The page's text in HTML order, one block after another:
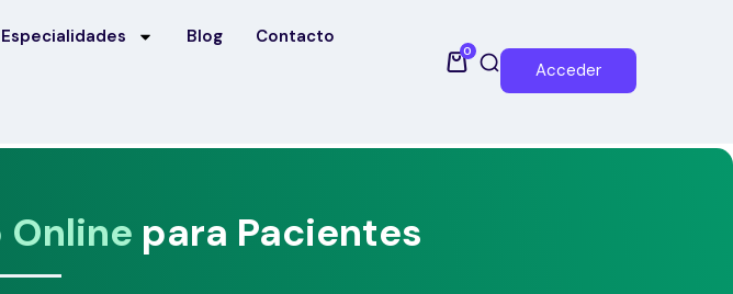
Especialidades Blog Contacto
0
Acceder
para Pacientes